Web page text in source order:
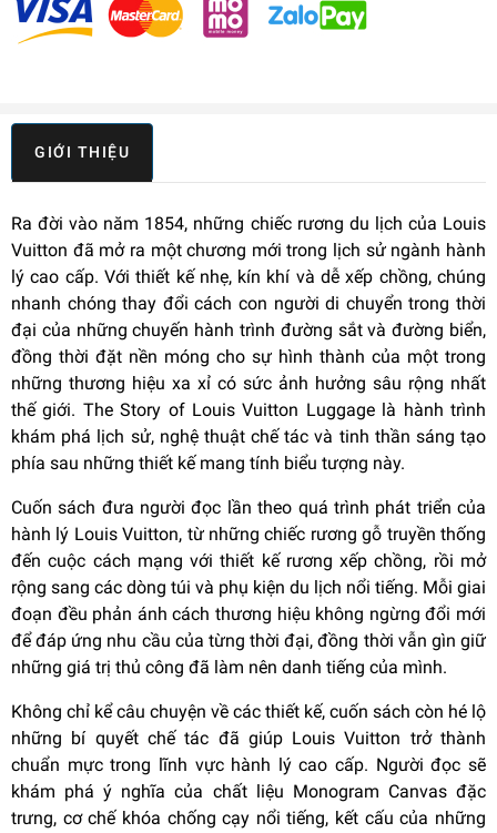
GIỚI THIỆU
Ra đời vào năm 1854, những chiếc rương du lịch của Louis
Vuitton đã mở ra một chương mới trong lịch sử ngành hành
lý cao cấp. Với thiết kế nhẹ, kín khí và dễ xếp chồng, chúng
nhanh chóng thay đổi cách con người di chuyển trong thời
đại của những chuyến hành trình đường sắt và đường biển,
đồng thời đặt nền móng cho sự hình thành của một trong
những thương hiệu xa xỉ có sức ảnh hưởng sâu rộng nhất
thế giới. The Story of Louis Vuitton Luggage là hành trình
khám phá lịch sử, nghệ thuật chế tác và tinh thần sáng tạo
phía sau những thiết kế mang tính biểu tượng này.
Cuốn sách đưa người đọc lần theo quá trình phát triển của
hành lý Louis Vuitton, từ những chiếc rương gỗ truyền thống
đến cuộc cách mạng với thiết kế rương xếp chồng, rồi mở
rộng sang các dòng túi và phụ kiện du lịch nổi tiếng. Mỗi giai
đoạn đều phản ánh cách thương hiệu không ngừng đổi mới
để đáp ứng nhu cầu của từng thời đại, đồng thời vẫn gìn giữ
những giá trị thủ công đã làm nên danh tiếng của mình.
Không chỉ kể câu chuyện về các thiết kế, cuốn sách còn hé lộ
những bí quyết chế tác đã giúp Louis Vuitton trở thành
chuẩn mực trong lĩnh vực hành lý cao cấp. Người đọc sẽ
khám phá ý nghĩa của chất liệu Monogram Canvas đặc
trưng, cơ chế khóa chống cạy nổi tiếng, kết cấu của những